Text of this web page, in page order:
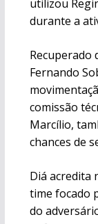
utilizou
durante a
Recuperado
Fernando
comissão
Marcílio,
chances de
Diá acredita
time focado
do